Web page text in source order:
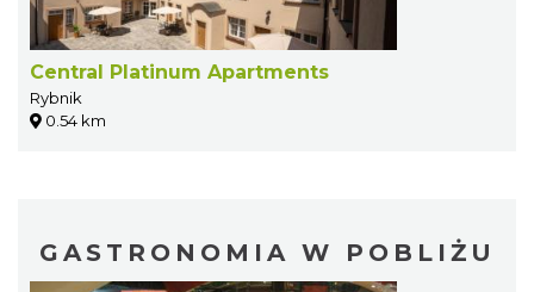
Central Platinum Apartments
Rybnik
0.54 km
GASTRONOMIA W POBLIŻU